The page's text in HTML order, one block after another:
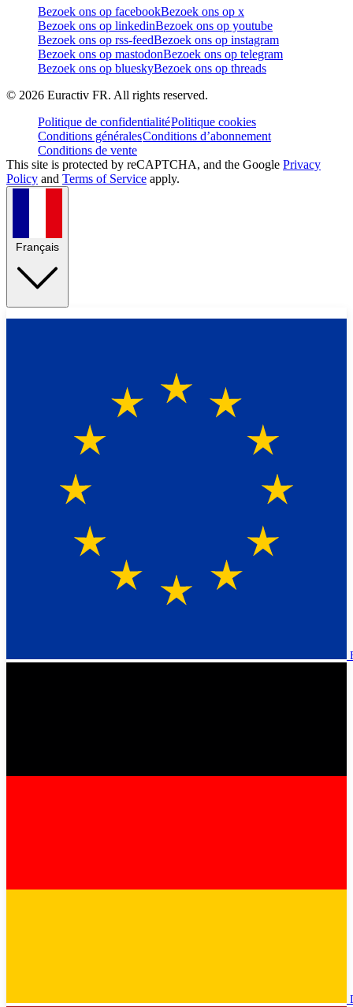
Bezoek ons op facebookBezoek ons op x
Bezoek ons op linkedinBezoek ons op youtube
Bezoek ons op rss-feedBezoek ons op instagram
Bezoek ons op mastodonBezoek ons op telegram
Bezoek ons op blueskyBezoek ons op threads
© 2026 Euractiv FR. All rights reserved.
Politique de confidentialitéPolitique cookies
Conditions généralesConditions d’abonnement
Conditions de vente
This site is protected by reCAPTCHA, and the Google Privacy
Policy and Terms of Service apply.
Français